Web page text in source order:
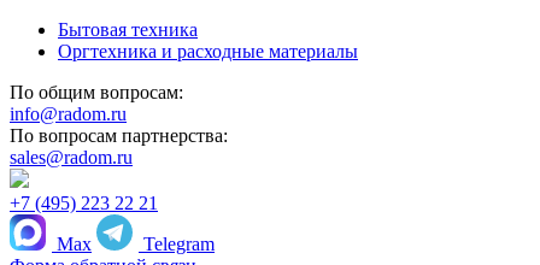
Бытовая техника
Оргтехника и расходные материалы
По общим вопросам:
info@radom.ru
По вопросам партнерства:
sales@radom.ru
+7 (495) 223 22 21
Max
Telegram